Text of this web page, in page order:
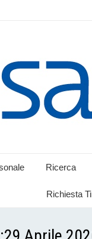
Ricerca
Richiesta